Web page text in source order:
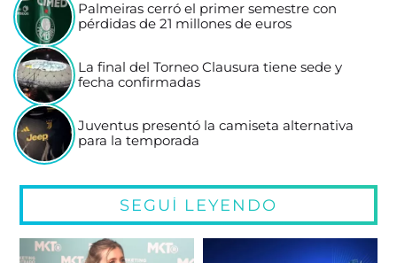
Palmeiras cerró el primer semestre con
pérdidas de 21 millones de euros
La final del Torneo Clausura tiene sede y
fecha confirmadas
Juventus presentó la camiseta alternativa
para la temporada
SEGUÍ LEYENDO